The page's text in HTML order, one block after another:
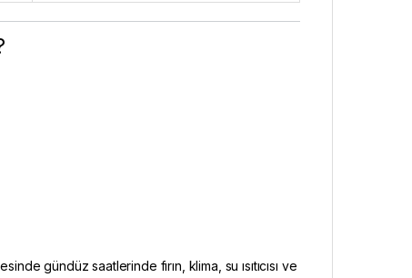
gündüz saatlerinde fırın, klima, su ısıtıcısı ve